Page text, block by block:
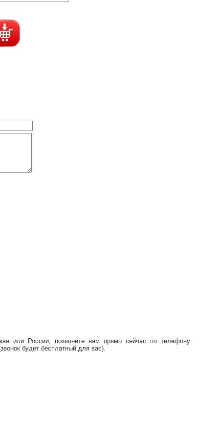
или России, позвоните нам прямо сейчас по телефону
будет бесплатный для вас).